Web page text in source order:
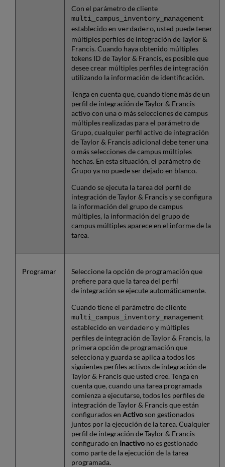
Con el parámetro de cliente
multi_campus_inventory_management
establecido en verdadero, usted puede tener
múltiples perfiles de integración de Taylor &
Francis. Cuando haya obtenido múltiples
tokens ID de Taylor & Francis, es posible que
desee crear múltiples perfiles de integración
utilizando la información de identificación.
Tenga en cuenta que, cuando tiene más de un
perfil de integración de Taylor & Francis
activo con una o más selecciones de campus
múltiples realizadas para el parámetro de
Grupo, cualquier perfil activo de integración
de Taylor & Francis adicional debe tener una
o más selecciones de campus múltiples
hechas. En esta situación, el parámetro de
Grupo ya no puede ser dejado en blanco.
Cuando se ejecuta la tarea del perfil de
integración de Taylor & Francis y se configura
la información del grupo de campus
múltiples, la información del grupo de
campus múltiples aparece en el informe de la
tarea.
Programar
Seleccione la opción de programación que
prefiere para que la tarea del perfil
de integración se ejecute automáticamente.
Cuando tiene el parámetro de cliente
multi_campus_inventory_management
establecido en verdaderoy múltiples
perfiles de integración de Taylor & Francis, la
primera opción de programación que
selecciona y guarda se aplica a todos los
siguientes perfiles activos de integración de
Taylor & Francis que usted cree. Tenga en
cuenta que, cuando una tarea programada
comienza a ejecutarse, todos los perfiles de
integración de Taylor & Francis que están
configurados en Activoson gestionados
juntos por la ejecución de la tarea. Cualquier
perfil de integración de Taylor & Francis
configurado en Inactivono es gestionado
como parte de la ejecución de la tarea
programada.